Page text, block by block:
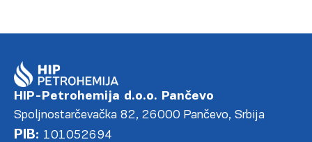
HIP-Petrohemija d.o.o. Pančevo
Spoljnostarčevačka 82, 26000 Pančevo, Srbija
PIB: 101052694